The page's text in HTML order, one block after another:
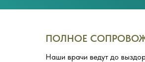
ПОЛНОЕ
Наши врачи ведут до